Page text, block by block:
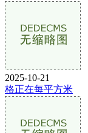
2025-10-21
格正在每平方米